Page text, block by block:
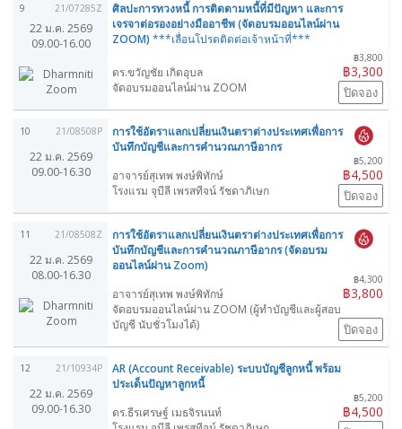
9 21/07285Z
22 ม.ค. 2569
09.00-16.00
ศิลปะการทวงหนี้ การติดตามหนี้ที่มีปัญหา และการ
เจรจาต่อรองอย่างมืออาชีพ (จัดอบรมออนไลน์ผ่าน
ZOOM) ***เลื่อนโปรดติดต่อเจ้าหน้าที่***
฿3,800
฿3,300
ดร.ขวัญชัย เกิดอุบล
จัดอบรมออนไลน์ผ่าน ZOOM
ปิดจอง
10 21/08508P
22 ม.ค. 2569
09.00-16.30
การใช้อัตราแลกเปลี่ยนเงินตราต่างประเทศเพื่อการ
บันทึกบัญชีและการคำนวณภาษีอากร
฿5,200
฿4,500
อาจารย์สุเทพ พงษ์พิทักษ์
โรงแรม จุบีลี เพรสทีจน์ รัชดาภิเษก
ปิดจอง
11 21/08508Z
22 ม.ค. 2569
08.00-16.30
การใช้อัตราแลกเปลี่ยนเงินตราต่างประเทศเพื่อการ
บันทึกบัญชีและการคำนวณภาษีอากร (จัดอบรม
ออนไลน์ผ่าน Zoom)
฿4,300
฿3,800
อาจารย์สุเทพ พงษ์พิทักษ์
จัดอบรมออนไลน์ผ่าน ZOOM (ผู้ทำบัญชีและผู้สอบ
บัญชี นับชั่วโมงได้)
ปิดจอง
12 21/10934P
22 ม.ค. 2569
09.00-16.30
AR (Account Receivable) ระบบบัญชีลูกหนี้ พร้อม
ประเด็นปัญหาลูกหนี้
฿5,200
฿4,500
ดร.ธีรเศรษฐ์ เมธจิรนนท์